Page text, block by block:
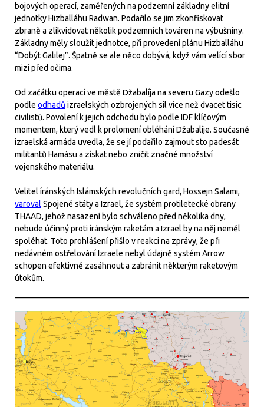
bojových operací, zaměřených na podzemní základny elitní
jednotky Hizballáhu Radwan. Podařilo se jim zkonfiskovat
zbraně a zlikvidovat několik podzemních továren na výbušniny.
Základny měly sloužit jednotce, při provedení plánu Hizballáhu
“Dobýt Galilej”. Špatně se ale něco dobývá, když vám velící sbor
mizí před očima.
Od začátku operací ve městě Džabalíja na severu Gazy odešlo
podle odhadů izraelských ozbrojených sil více než dvacet tisíc
civilistů. Povolení k jejich odchodu bylo podle IDF klíčovým
momentem, který vedl k prolomení obléhání Džabalíje. Současně
izraelská armáda uvedla, že se jí podařilo zajmout sto padesát
militantů Hamásu a získat nebo zničit značné množství
vojenského materiálu.
Velitel íránských Islámských revolučních gard, Hossejn Salami,
varoval Spojené státy a Izrael, že systém protiletecké obrany
THAAD, jehož nasazení bylo schváleno před několika dny,
nebude účinný proti íránským raketám a Izrael by na něj neměl
spoléhat. Toto prohlášení přišlo v reakci na zprávy, že při
nedávném ostřelování Izraele nebyl údajně systém Arrow
schopen efektivně zasáhnout a zabránit některým raketovým
útokům.